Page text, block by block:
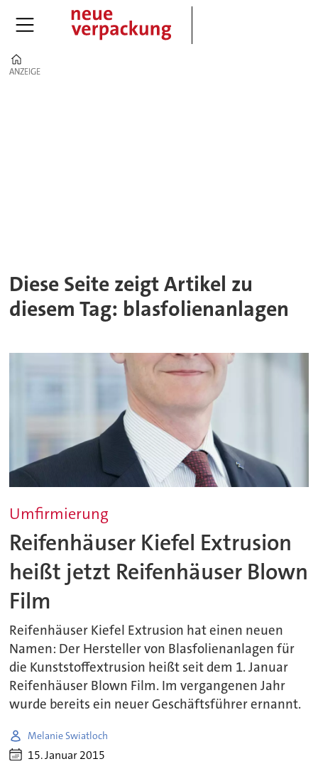
ANZEIGE
ANZEIGE
Diese Seite zeigt Artikel zu
diesem Tag: blasfolienanlagen
Umfirmierung
Reifenhäuser Kiefel Extrusion
heißt jetzt Reifenhäuser Blown
Film
Reifenhäuser Kiefel Extrusion hat einen neuen
Namen: Der Hersteller von Blasfolienanlagen für
die Kunststoffextrusion heißt seit dem 1. Januar
Reifenhäuser Blown Film. Im vergangenen Jahr
wurde bereits ein neuer Geschäftsführer ernannt.
Melanie Swiatloch
15. Januar 2015